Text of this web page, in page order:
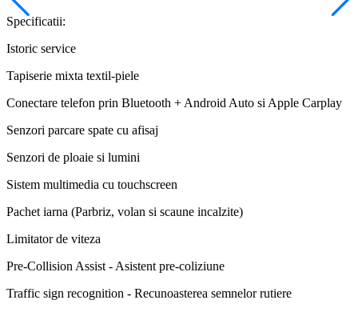
Specificatii:
Istoric service
Tapiserie mixta textil-piele
Conectare telefon prin Bluetooth + Android Auto si Apple Carplay
Senzori parcare spate cu afisaj
Senzori de ploaie si lumini
Sistem multimedia cu touchscreen
Pachet iarna (Parbriz, volan si scaune incalzite)
Limitator de viteza
Pre-Collision Assist - Asistent pre-coliziune
Traffic sign recognition - Recunoasterea semnelor rutiere